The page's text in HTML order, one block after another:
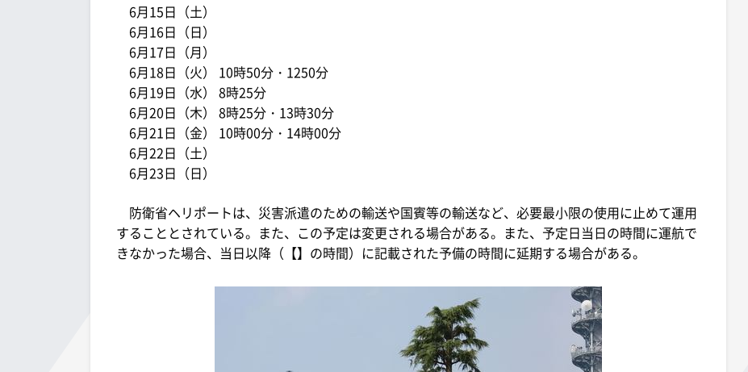
6月15日（土）
6月16日（日）
6月17日（月）
6月18日（火） 10時50分・1250分
6月19日（水） 8時25分
6月20日（木） 8時25分・13時30分
6月21日（金） 10時00分・14時00分
6月22日（土）
6月23日（日）
防衛省ヘリポートは、災害派遣のための輸送や国賓等の輸送など、必要最小限の使用に止めて運用
することとされている。また、この予定は変更される場合がある。また、予定日当日の時間に運航で
きなかった場合、当日以降（【】の時間）に記載された予備の時間に延期する場合がある。